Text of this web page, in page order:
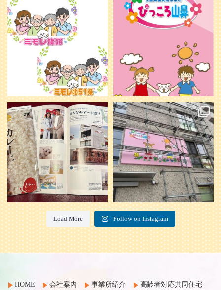
利用者様やご家族の皆さまに、親し
みや温かさが伝わるようなデザイン
を目指し、ミモレのイラストを新し
く作...
20 0
＼ 2026年6月1日 OPEN ／
...
25 0
本日発売のオトンvol.210号に掲載さ
れました！...
28 1
『ぴっころ山鼻』オープンに向けて
準備が着々と進んでいます。
皆さんお楽しみに〜
...
26 0
Load More Follow on Instagram
HOME 会社案内 事業所紹介 高齢者対応共同住宅